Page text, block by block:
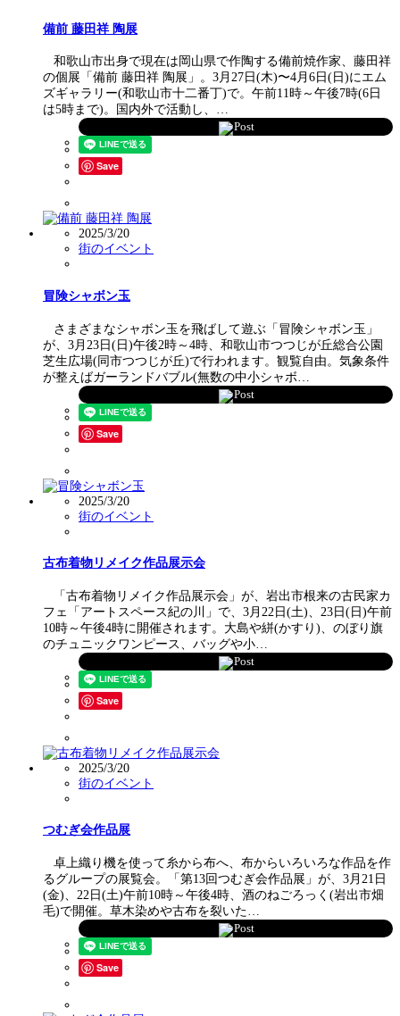
備前 藤田祥 陶展
和歌山市出身で現在は岡山県で作陶する備前焼作家、藤田祥
の個展「備前 藤田祥 陶展」。3月27日(木)〜4月6日(日)にエム
ズギャラリー(和歌山市十二番丁)で。午前11時～午後7時(6日
は5時まで)。国内外で活動し、…
Post
Save
2025/3/20
街のイベント
冒険シャボン玉
さまざまなシャボン玉を飛ばして遊ぶ「冒険シャボン玉」
が、3月23日(日)午後2時～4時、和歌山市つつじが丘総合公園
芝生広場(同市つつじが丘)で行われます。観覧自由。気象条件
が整えばガーランドバブル(無数の中小シャボ…
Post
Save
2025/3/20
街のイベント
古布着物リメイク作品展示会
「古布着物リメイク作品展示会」が、岩出市根来の古民家カ
フェ「アートスペース紀の川」で、3月22日(土)、23日(日)午前
10時～午後4時に開催されます。大島や絣(かすり)、のぼり旗
のチュニックワンピース、バッグや小…
Post
Save
2025/3/20
街のイベント
つむぎ会作品展
卓上織り機を使って糸から布へ、布からいろいろな作品を作
るグループの展覧会。「第13回つむぎ会作品展」が、3月21日
(金)、22日(土)午前10時～午後4時、酒のねごろっく(岩出市畑
毛)で開催。草木染めや古布を裂いた…
Post
Save